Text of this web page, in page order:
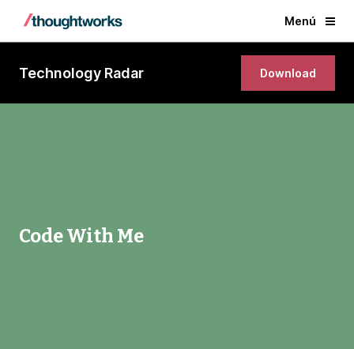
Menú
Technology Radar Download
Code With Me